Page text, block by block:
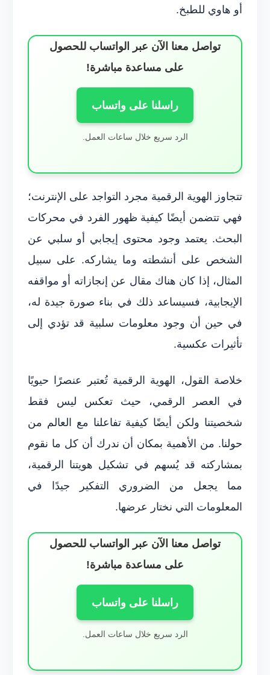
أو هاوي للطبخ.
تواصل معنا الآن عبر الواتساب للحصول
على مساعدة مباشرة!
راسلنا على واتساب
الرد سريع خلال ساعات العمل.
تتجاوز الهوية الرقمية مجرد التواجد على الإنترنت؛
فهي تتضمن أيضًا كيفية ظهور الفرد في محركات
البحث. يعتمد وجود محتوى إيجابي أو سلبي عن
الشخص على أنشطته وما يشاركه. على سبيل
المثال، إذا كان هناك مقال عن إنجازاته أو مواقفه
الإيجابية، فسيساعد ذلك في بناء صورة جيدة له،
في حين أن وجود معلومات سلبية قد تؤدي إلى
تأثيرات عكسية.
خلاصة القول، الهوية الرقمية تُعتبر عنصرًا حيويًا
في العصر الرقمي، حيث تعكس ليس فقط
شخصيتنا ولكن أيضًا كيفية تفاعلنا مع العالم من
حولنا. من الأهمية بمكان أن ندرك أن كل ما نقوم
بمشاركته قد يُسهم في تشكيل هويتنا الرقمية،
مما يجعل من الضروري التفكير جيدًا في
المعلومات التي نختار عرضها.
تواصل معنا الآن عبر الواتساب للحصول
على مساعدة مباشرة!
راسلنا على واتساب
الرد سريع خلال ساعات العمل.